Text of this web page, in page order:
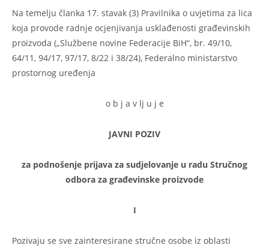
Na temelju članka 17. stavak (3) Pravilnika o uvjetima za lica
koja provode radnje ocjenjivanja usklađenosti građevinskih
proizvoda („Službene novine Federacije BiH“, br. 49/10,
64/11, 94/17, 97/17, 8/22 i 38/24), Federalno ministarstvo
prostornog uređenja
o b j a v lj u j e
JAVNI POZIV
za podnošenje prijava za sudjelovanje u radu Stručnog
odbora za građevinske proizvode
I
Pozivaju se sve zainteresirane stručne osobe iz oblasti